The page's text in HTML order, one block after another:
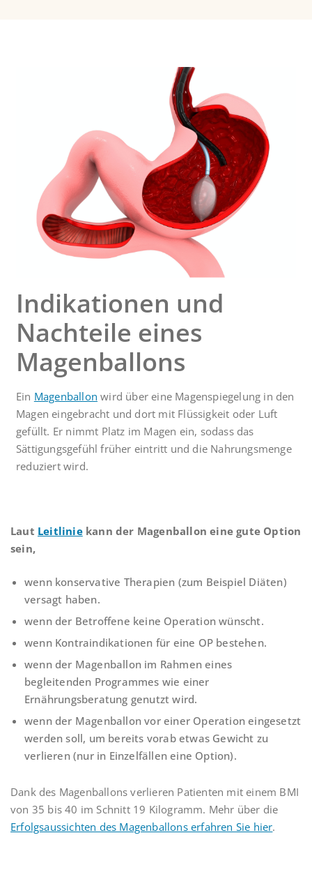
Indikationen und
Nachteile eines
Magenballons
Ein Magenballon wird über eine Magenspiegelung in den
Magen eingebracht und dort mit Flüssigkeit oder Luft
gefüllt. Er nimmt Platz im Magen ein, sodass das
Sättigungsgefühl früher eintritt und die Nahrungsmenge
reduziert wird.
Laut Leitliniekann der Magenballon eine gute Option
sein,
wenn konservative Therapien (zum Beispiel Diäten)
versagt haben.
wenn der Betroffene keine Operation wünscht.
wenn Kontraindikationen für eine OP bestehen.
wenn der Magenballon im Rahmen eines
begleitenden Programmes wie einer
Ernährungsberatung genutzt wird.
wenn der Magenballon vor einer Operation eingesetzt
werden soll, um bereits vorab etwas Gewicht zu
verlieren (nur in Einzelfällen eine Option).
Dank des Magenballons verlieren Patienten mit einem BMI
von 35 bis 40 im Schnitt 19 Kilogramm. Mehr über die
Erfolgsaussichten des Magenballons erfahren Sie hier.